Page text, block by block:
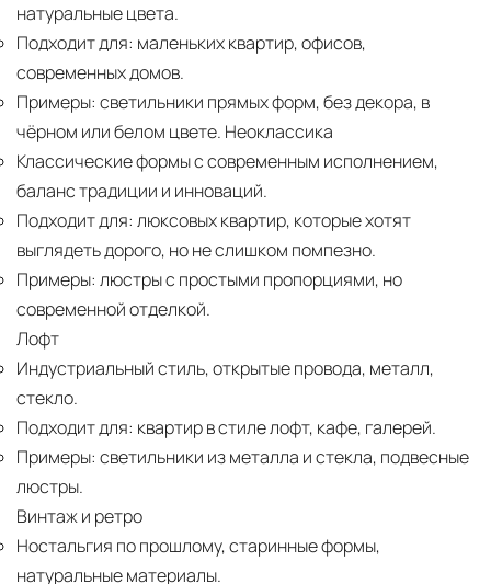
натуральные цвета.
Подходит для: маленьких квартир, офисов,
современных домов.
Примеры: светильники прямых форм, без декора, в
чёрном или белом цвете. Неоклассика
Классические формы с современным исполнением,
баланс традиции и инноваций.
Подходит для: люксовых квартир, которые хотят
выглядеть дорого, но не слишком помпезно.
Примеры: люстры с простыми пропорциями, но
современной отделкой.
Лофт
Индустриальный стиль, открытые провода, металл,
стекло.
Подходит для: квартир в стиле лофт, кафе, галерей.
Примеры: светильники из металла и стекла, подвесные
люстры.
Винтаж и ретро
Ностальгия по прошлому, старинные формы,
натуральные материалы.